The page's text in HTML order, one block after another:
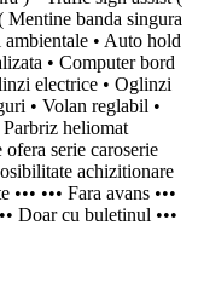
Mentine banda singura
• Auto hold
• Computer bord
electrice • Oglinzi
• Volan reglabil •
heliomat
serie caroserie
achizitionare
••• Fara avans •••
Doar cu buletinul •••